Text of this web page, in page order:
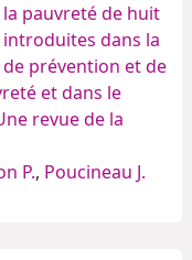
pauvreté de huit
dans la
prévention et de
et dans le
revue de la
P., Poucineau J.